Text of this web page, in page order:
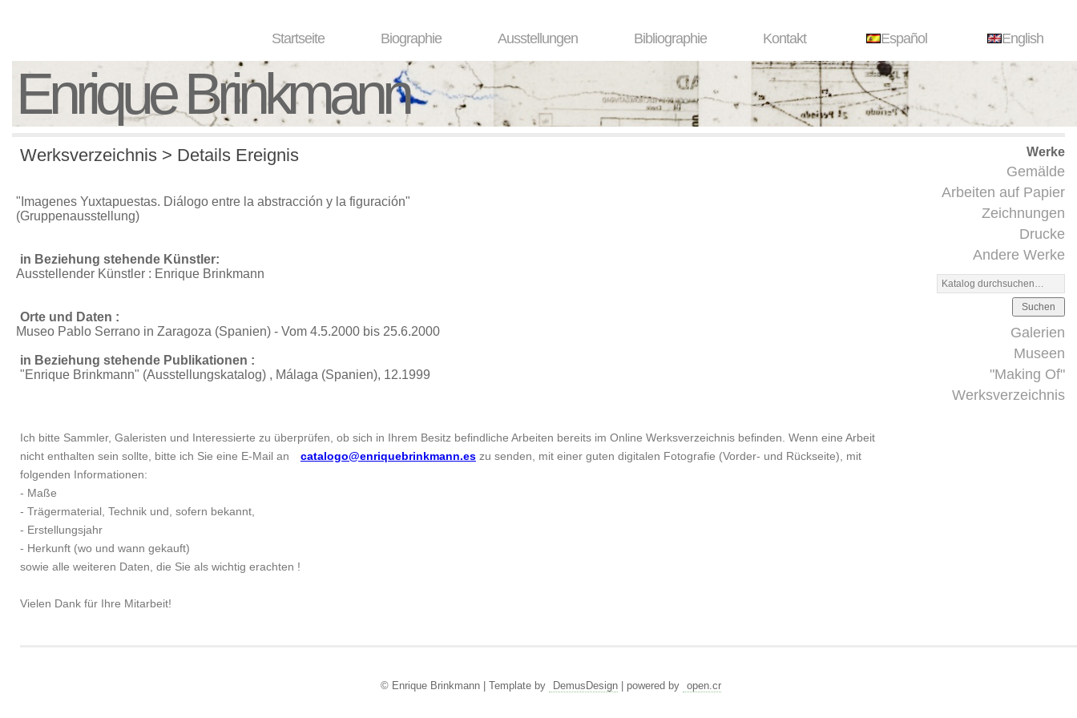
Startseite Biographie Ausstellungen Bibliographie Kontakt Español English
Enrique Brinkmann
Werke
Gemälde
Arbeiten auf Papier
Zeichnungen
Drucke
Andere Werke
Suchen
Galerien
Museen
"Making Of"
Werksverzeichnis
Werksverzeichnis > Details Ereignis
"Imagenes Yuxtapuestas. Diálogo entre la abstracción y la figuración"
(Gruppenausstellung)
in Beziehung stehende Künstler:
Ausstellender Künstler : Enrique Brinkmann
Orte und Daten :
Museo Pablo Serrano in Zaragoza (Spanien) - Vom 4.5.2000 bis 25.6.2000
in Beziehung stehende Publikationen :
"Enrique Brinkmann" (Ausstellungskatalog) , Málaga (Spanien), 12.1999
Ich bitte Sammler, Galeristen und Interessierte zu überprüfen, ob sich in Ihrem Besitz befindliche Arbeiten bereits im Online Werksverzeichnis befinden. Wenn eine Arbeit
nicht enthalten sein sollte, bitte ich Sie eine E-Mail an
catalogo@enriquebrinkmann.es zu senden, mit einer guten digitalen Fotografie (Vorder- und Rückseite), mit
folgenden Informationen:
- Maße
- Trägermaterial, Technik und, sofern bekannt,
- Erstellungsjahr
- Herkunft (wo und wann gekauft)
sowie alle weiteren Daten, die Sie als wichtig erachten !
Vielen Dank für Ihre Mitarbeit!
© Enrique Brinkmann | Template by DemusDesign| powered by open.cr